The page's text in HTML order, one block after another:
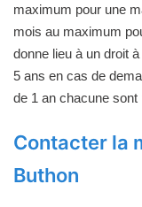
maximum pour une
mois au maximum
donne lieu à un droit
5 ans en cas de
de 1 an chacune sont
Contacter la
Buthon